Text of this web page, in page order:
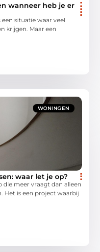
wanneer heb je er
situatie waar veel
krijgen. Maar een
WONINGEN
waar let je op?
die meer vraagt dan alleen
Het is een project waarbij